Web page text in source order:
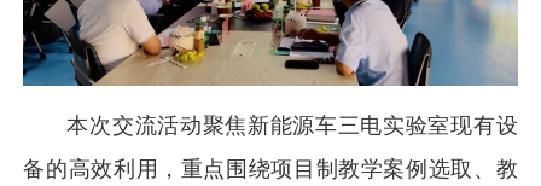
本次交流活动聚焦新能源车三电实验室现有设
备的高效利用，重点围绕项目制教学案例选取、教